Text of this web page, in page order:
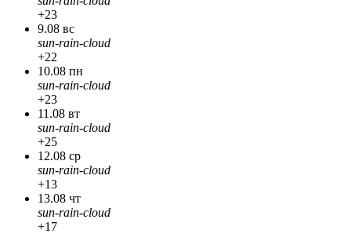
+23
9.08 вс
sun-rain-cloud
+22
10.08 пн
sun-rain-cloud
+23
11.08 вт
sun-rain-cloud
+25
12.08 ср
sun-rain-cloud
+13
13.08 чт
sun-rain-cloud
+17